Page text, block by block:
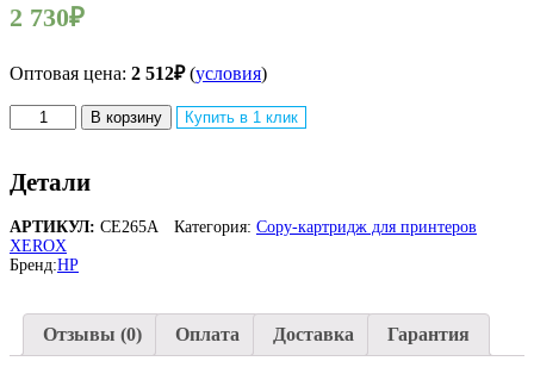
2 730₽
Оптовая цена: 2 512₽(условия)
Количество
товара
для
сбора
отработанного
тонера
HP
000
В корзину Купить в 1 клик
Детали
АРТИКУЛ: CE265A Категория: Copy-картридж для принтеров
XEROX
Бренд:HP
Отзывы (0) Оплата Доставка Гарантия